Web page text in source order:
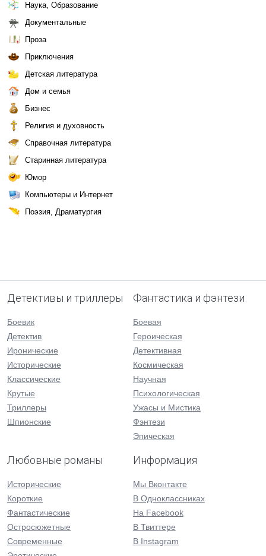
Наука, Образование
Документальные
Проза
Приключения
Детская литература
Дом и семья
Бизнес
Религия и духовность
Справочная литература
Старинная литература
Юмор
Компьютеры и Интернет
Поэзия, Драматургия
Детективы и триллеры
Боевик
Детектив
Иронические
Исторические
Классические
Крутые
Триллеры
Шпионские
Фантастика и фэнтези
Боевая
Героическая
Детективная
Космическая
Научная
Психологическая
Ужасы и Мистика
Фэнтези
Эпическая
Любовные романы
Исторические
Короткие
Фантастические
Остросюжетные
Современные
Информация
Мы Вконтакте
В Одноклассниках
На Facebook
В Твиттере
В Instagram